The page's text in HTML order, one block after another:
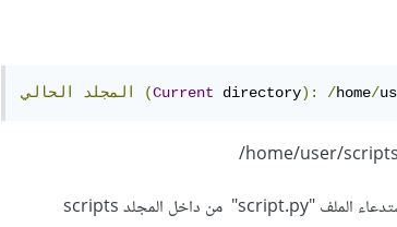
المجلد الحالي (Current directory): /home/
وإن كنت تعمل في المجلد /home/user/ وتحتاج إلى استدعاء الملف "script.py" من داخل المجلد scripts